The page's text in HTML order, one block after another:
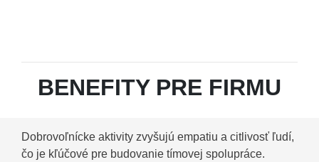
BENEFITY PRE FIRMU
Dobrovoľnícke aktivity zvyšujú empatiu a citlivosť ľudí,
čo je kľúčové pre budovanie tímovej spolupráce.